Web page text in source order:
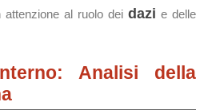
attenzione al ruolo dei dazi e delle
Analisi della